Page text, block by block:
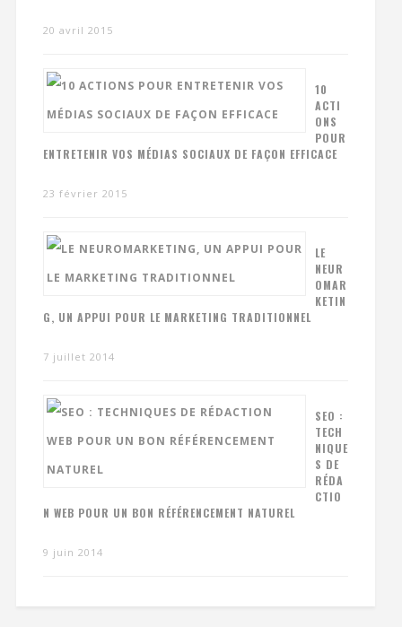
20 avril 2015
10
ACTI
ONS
POUR
ENTRETENIR VOS MÉDIAS SOCIAUX DE FAÇON EFFICACE
23 février 2015
LE
NEUR
OMAR
KETIN
G, UN APPUI POUR LE MARKETING TRADITIONNEL
7 juillet 2014
SEO :
TECH
NIQUE
S DE
RÉDA
CTIO
N WEB POUR UN BON RÉFÉRENCEMENT NATUREL
9 juin 2014